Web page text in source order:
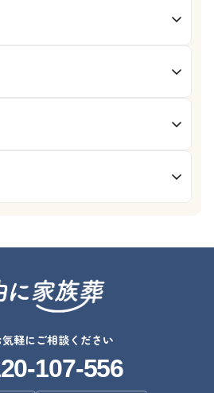
気軽にご相談ください
107-556